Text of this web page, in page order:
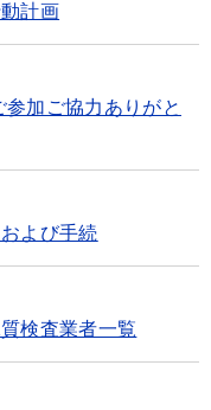
計画
加ご協力ありがと
よび手続
検査業者一覧